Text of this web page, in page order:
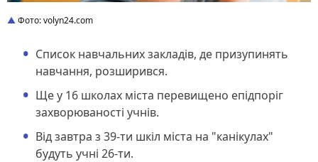
Фото: volyn24.com
Список навчальних закладів, де призупинять
навчання, розширився.
Ще у 16 школах міста перевищено епідпоріг
захворюваності учнів.
Від завтра з 39-ти шкіл міста на "канікулах"
будуть учні 26-ти.